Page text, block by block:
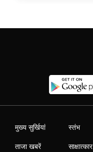
मुख्य सुर्खियां
ताजा खबरें
स्तंभ
साक्षात्कार